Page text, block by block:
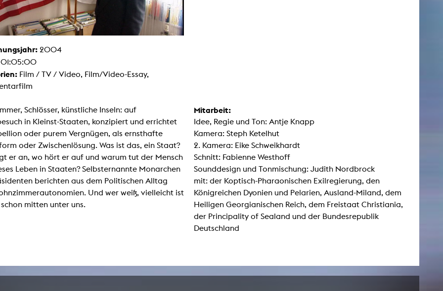
2004
01:05:00
Film / TV / Video, Film/Video-Essay,
Schlösser, künstliche Inseln: auf
in Kleinst-Staaten, konzipiert und errichtet
oder purem Vergnügen, als ernsthafte
oder Zwischenlösung. Was ist das, ein Staat?
er an, wo hört er auf und warum tut der Mensch
Leben in Staaten? Selbsternannte Monarchen
berichten aus dem Politischen Alltag
Und wer weiß, vielleicht ist
mitten unter uns.
Mitarbeit:
Idee, Regie und Ton: Antje Knapp
Kamera: Steph Ketelhut
2. Kamera: Eike Schweikhardt
Schnitt: Fabienne Westhoff
Sounddesign und Tonmischung: Judith Nordbrock
mit: der Koptisch-Pharaonischen Exilregierung, den
Königreichen Dyonien und Pelarien, Ausland-Miland, dem
Heiligen Georgianischen Reich, dem Freistaat Christiania,
der Principality of Sealand und der Bundesrepublik
Deutschland
Malerei / Skulptur
Multispecies Storytelling
Netze
Videokunst / Performance
Kunst / Globaler Süden
und Medienwissenschaften
mit erweitertem Materialbegriff
Transversale Ästhetik
Labore / Studios
Aula
Case – Projektraum Fotgrafie
Computer Seminarraum
3-D-Labor
exMedia Lab
Filmstudios
Fotolabor
Grading
Infrastruktur
Elektroniklabor
Multispecies Studio
Kameratechnik
Schnittplätze
Digitale Bibliothek Personen Alle Termine